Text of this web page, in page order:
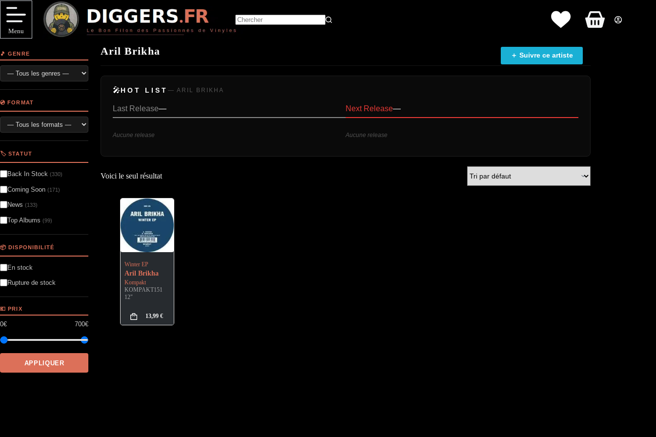
Passer
au
contenu
Menu
Panier
Aril Brikha ＋ Suivre ce artiste
🎤HOT LIST — ARIL BRIKHA
Last Release—
Aucune release
Next Release—
Aucune release
Voici le seul résultat
Winter EP
Aril Brikha
Kompakt
KOMPAKT151
12"
13,99€
🎵 GENRE
💿 FORMAT
🏷️ STATUT
Back In Stock (330)
Coming Soon (171)
News (133)
Top Albums (99)
📦 DISPONIBILITÉ
En stock
Rupture de stock
💶 PRIX
0€ 700€
APPLIQUER